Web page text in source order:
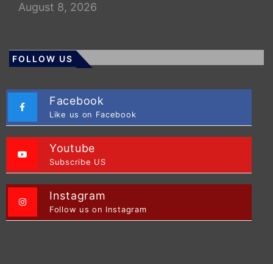
August 8, 2026
FOLLOW US
Facebook
Like us on Facebook
Youtube
Subscribe US
Instagram
Follow us on Instagram